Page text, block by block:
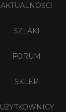
AKTUALNOŚCI
SZLAKI
FORUM
SKLEP
UŻYTKOWNICY